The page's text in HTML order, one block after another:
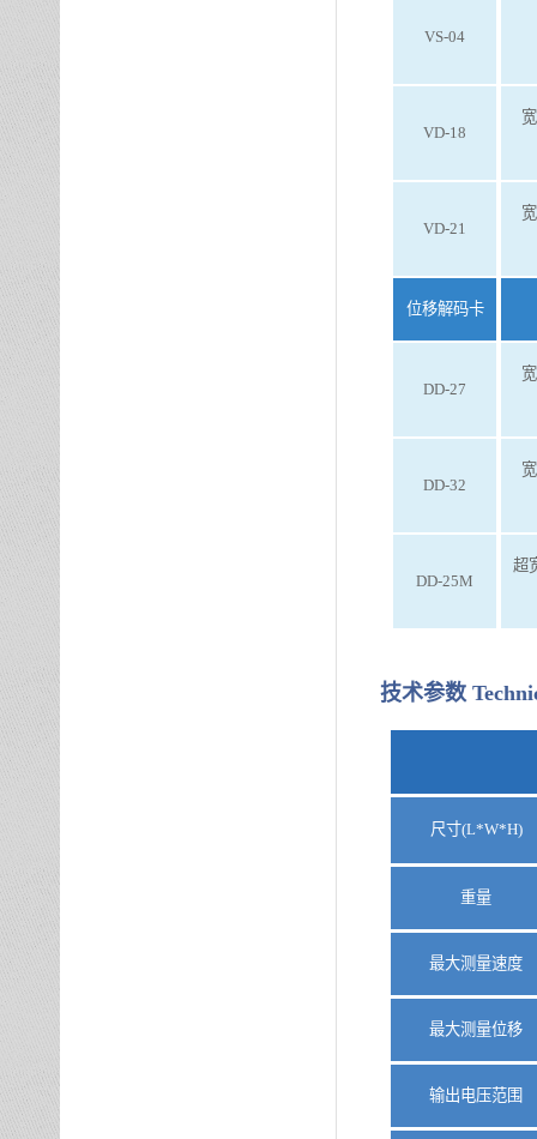
VS-04
VD-18
VD-21
位移解码卡
DD-27
DD-32
DD-25M
超
技术参数
尺寸(L*W*H)
重量
最大测量速度
最大测量位移
输出电压范围